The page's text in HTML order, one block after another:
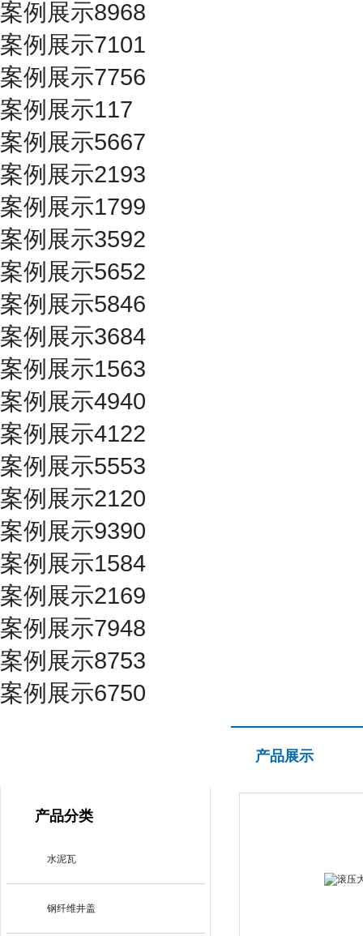
案例展示8968
案例展示7101
案例展示7756
案例展示117
案例展示5667
案例展示2193
案例展示1799
案例展示3592
案例展示5652
案例展示5846
案例展示3684
案例展示1563
案例展示4940
案例展示4122
案例展示5553
案例展示2120
案例展示9390
案例展示1584
案例展示2169
案例展示7948
案例展示8753
案例展示6750
产品分类
水泥瓦
钢纤维井盖
产品展示